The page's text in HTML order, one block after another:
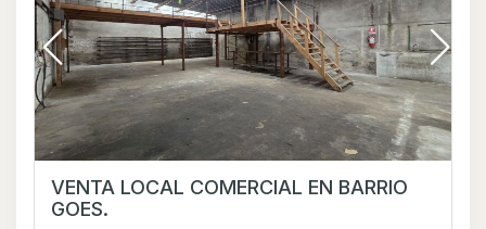
VENTA LOCAL COMERCIAL EN BARRIO
GOES.